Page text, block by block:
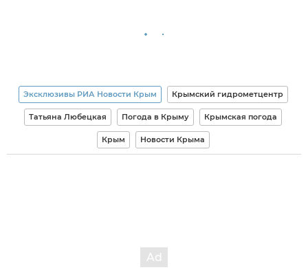
Эксклюзивы РИА Новости Крым Крымский гидрометцентр
Татьяна Любецкая Погода в Крыму Крымская погода
Крым Новости Крыма